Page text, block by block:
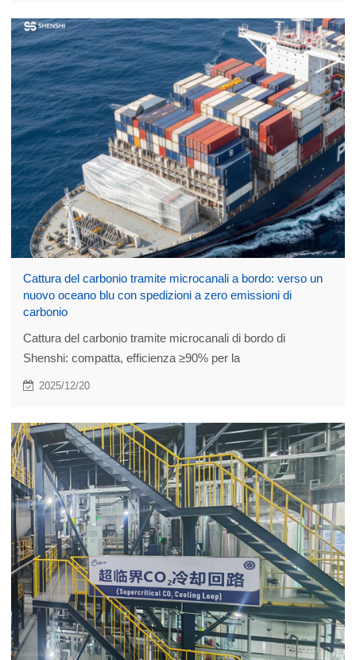
Cattura del carbonio tramite microcanali a bordo: verso un
nuovo oceano blu con spedizioni a zero emissioni di
carbonio
Cattura del carbonio tramite microcanali di bordo di
Shenshi: compatta, efficienza ≥90% per la
decarbonizzazione marittima, per affrontare le emissioni di
2025/12/20